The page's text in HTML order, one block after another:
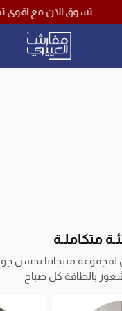
تسوق الآن مع اقوى تخفيضات منتصف العام بخصم يصل حتى
مفارش
متكاملـة
منتجاتنا تحسن
بالطاقة كل صباح